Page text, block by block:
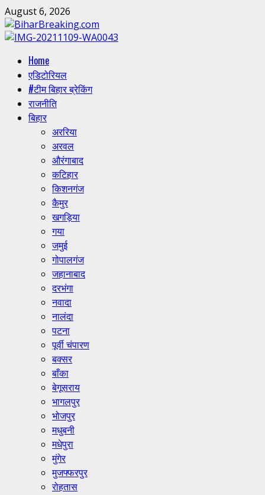
Skip
to
content
August 6, 2026
Primary
Menu
Home
एडिटोरियल
#टीम बिहार ब्रेकिंग
राजनीति
बिहार
अररिया
अरवल
औरंगाबाद
कटिहार
किशनगंज
कैमुर
खगड़िया
गया
जमुई
गोपालगंज
जहानाबाद
दरभंगा
नवादा
नालंदा
पटना
पूर्वी चंपारण
बक्सर
बाँका
बेगूसराय
भागलपुर
भोजपुर
मधुबनी
मधेपुरा
मुंगेर
मुजफ्फरपुर
रोहतास